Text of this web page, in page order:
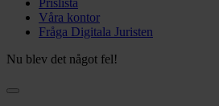
Prislista
Våra kontor
Fråga Digitala Juristen
Nu blev det något fel!